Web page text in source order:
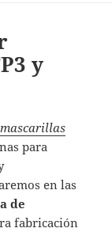
y
para
en las
de
fabricación